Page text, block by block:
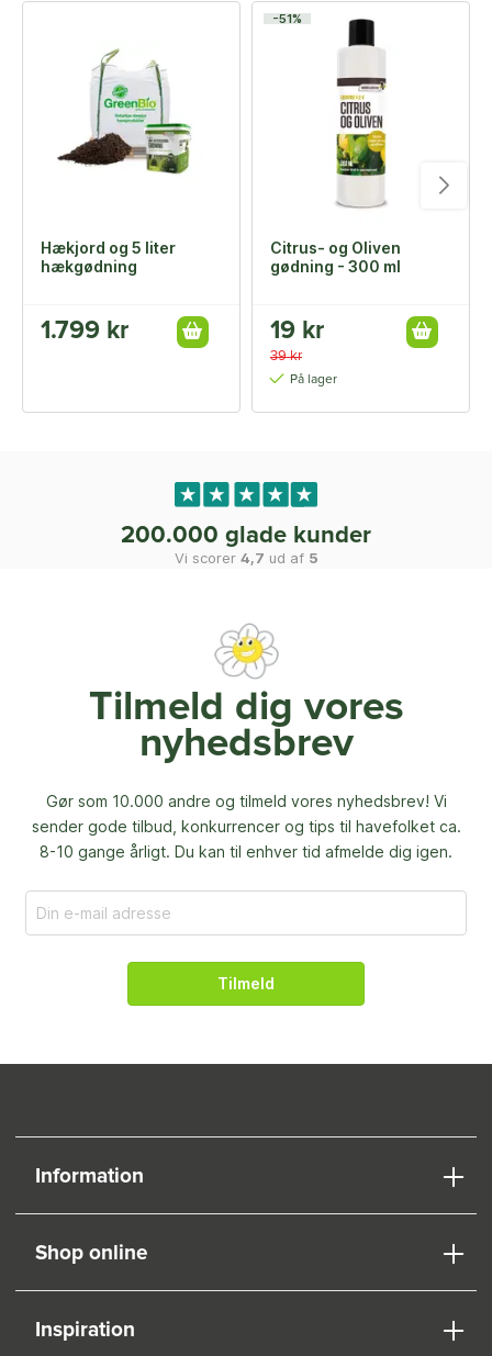
Hækjord og 5 liter
hækgødning
1.799 kr
-51%
Citrus- og Oliven
gødning - 300 ml
19 kr
39 kr
På lager
200.000 glade kunder
Vi scorer 4,7 ud af 5
Tilmeld dig vores
nyhedsbrev
Gør som 10.000 andre og tilmeld vores nyhedsbrev! Vi
sender gode tilbud, konkurrencer og tips til havefolket ca.
8-10 gange årligt. Du kan til enhver tid afmelde dig igen.
Tilmeld
Information
Shop online
Inspiration